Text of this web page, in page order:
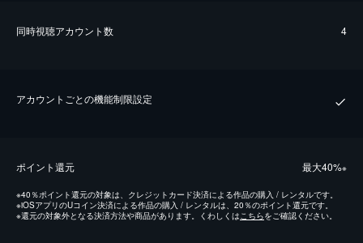
同時視聴アカウント数 4
アカウントごとの機能制限設定
ポイント還元 最⼤40%※
※40％ポイント還元の対象は、クレジットカード決済による作品の購入 / レンタルです。
※iOSアプリのUコイン決済による作品の購入 / レンタルは、20％のポイント還元です。
※還元の対象外となる決済方法や商品があります。くわしくはこちらをご確認ください。